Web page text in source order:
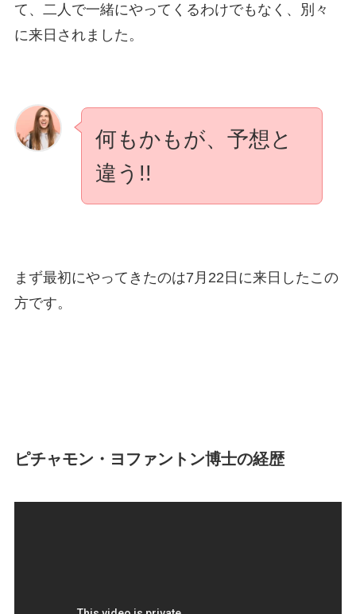
て、二人で一緒にやってくるわけでもなく、別々
に来日されました。
何もかもが、予想と
違う!!
まず最初にやってきたのは7月22日に来日したこの
方です。
ピチャモン・ヨファントン博士の経歴